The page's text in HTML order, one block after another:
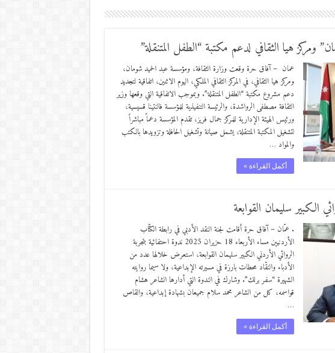
ومركز هيا الثقافي لدعم مكتبة “الطفل المتنقلة”
عمان – آفاق حرة وقعت وزارة الثقافة، ومؤسسة عبد الحميد شومان،
ومركز هيا الثقافي، في المركز الثقافي الملكي، اليوم الاثنين، اتفاقية لتجديد
دعم مشروع مكتبة “الطفل المتنقلة”. وبموجب الاتفاقية التي وقعها وزير
الثقافة مصطفى الرواشدة، والرئيسة التنفيذية للمؤسسة فالنتينا قسيسية،
ورئيس الهيئة الإدارية للمركز جمال فريز، تقدم المؤسسة دعماً مباشراً
لتشغيل المكتبة المتنقلة، يشمل صيانة وتشغيل الحافلة وتزويدها بالكتب
والمواد …
أكمل القراءة »
الكبير سليمان القوابعة
. عمّان – آفاق حرة أقامت لجنة النقد الأدبي في رابطة الكتّاب
الأردنيين مساء الأربعاء 18 حزيران 2025 ندوة احتفائية بتجربة
الروائي الأردني الكبير سليمان القوابعة، استعرض خلالها عدد من
الأدباء والنقّاد محطات بارزة في مسيرته الإبداعية، ولا سيما روايته
الشهيرة “سفر برلك”. وشارك في الندوة التي أدارها الشاعر هشام
قواسمه، كل من الشاعر محمد سلام جميعان بشهادة إبداعية، والقاص
…
أكمل القراءة »